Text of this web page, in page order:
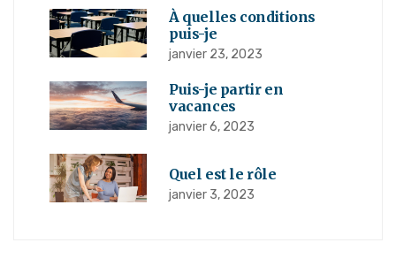
À quelles conditions
puis-je
janvier 23, 2023
Puis-je partir en
vacances
janvier 6, 2023
Quel est le rôle
janvier 3, 2023